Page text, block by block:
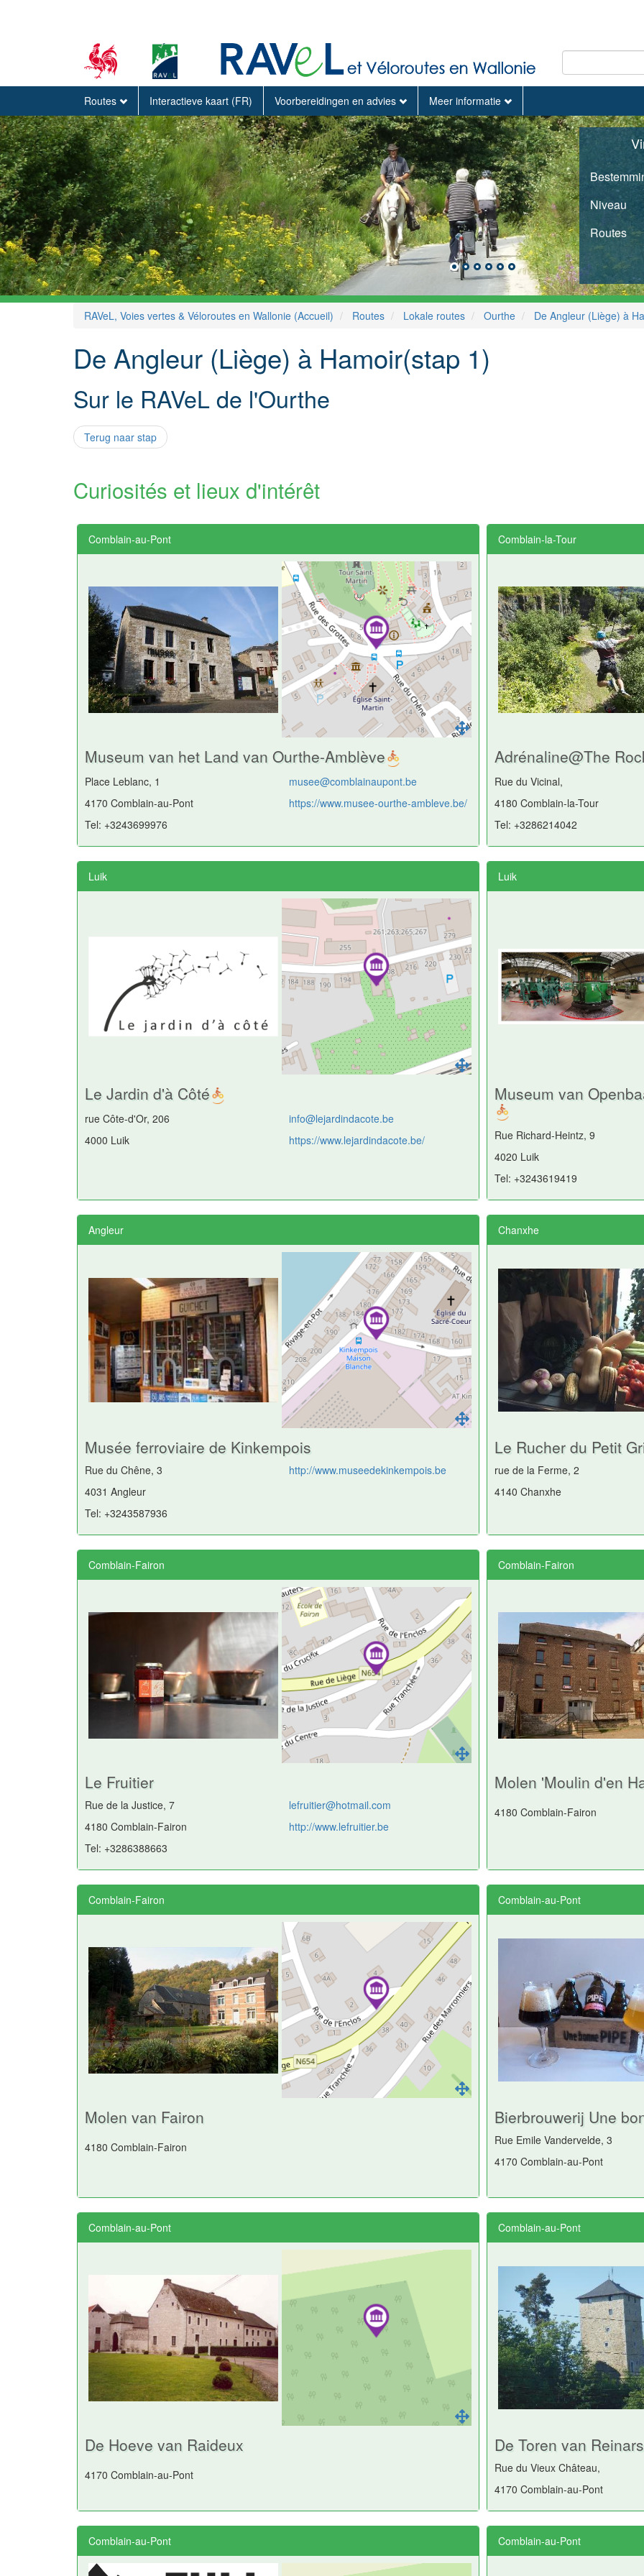
Routes Interactieve kaart (FR) Voorbereidingen en advies Meer informatie
Niveau
Routes
RAVeL, Voies vertes & Véloroutes en Wallonie (Accueil) Routes Lokale routes Ourthe De Angleur (Liège) à
De Angleur (Liège) à Hamoir(stap 1)
Sur le RAVeL de l'Ourthe
Terug naar stap
Curiosités et lieux d'intérêt
Comblain-au-Pont
Museum van het Land van Ourthe-Amblève
Place Leblanc, 1
4170 Comblain-au-Pont
Tel: +3243699976
musee@comblainaupont.be
https://www.musee-ourthe-ambleve.be/
Comblain-la-Tour
Adrénaline@The
Rue du Vicinal,
4180 Comblain-la-Tour
Tel: +3286214042
Luik
Le Jardin d'à Côté
rue Côte-d'Or, 206
4000 Luik
info@lejardindacote.be
https://www.lejardindacote.be/
Luik
Museum van
Rue Richard-Heintz, 9
4020 Luik
Tel: +3243619419
Angleur
Musée ferroviaire de Kinkempois
Rue du Chêne, 3
4031 Angleur
Tel: +3243587936
http://www.museedekinkempois.be
Chanxhe
Le Rucher du Petit
rue de la Ferme, 2
4140 Chanxhe
Comblain-Fairon
Le Fruitier
Rue de la Justice, 7
4180 Comblain-Fairon
Tel: +3286388663
lefruitier@hotmail.com
http://www.lefruitier.be
Comblain-Fairon
Molen 'Moulin d'en
4180 Comblain-Fairon
Comblain-Fairon
Molen van Fairon
4180 Comblain-Fairon
Comblain-au-Pont
Bierbrouwerij Une
Rue Emile Vandervelde, 3
4170 Comblain-au-Pont
Comblain-au-Pont
De Hoeve van Raideux
4170 Comblain-au-Pont
Comblain-au-Pont
De Toren van
Rue du Vieux Château,
4170 Comblain-au-Pont
Comblain-au-Pont Comblain-au-Pont